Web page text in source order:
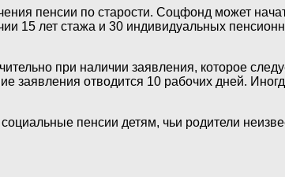
пенсии по старости. Соцфонд может
15 лет стажа и 30 индивидуальных
при наличии заявления, которое
заявления отводится 10 рабочих дней.
пенсии детям, чьи родители